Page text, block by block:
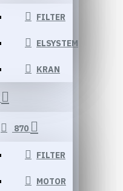
FILTER
ELSYSTEM
KRAN
870
FILTER
MOTOR